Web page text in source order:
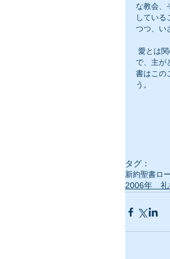
な教会、
している
つつ、い
で、主が
書はこの
う。
タグ：
新約聖書ロ
2006年 礼